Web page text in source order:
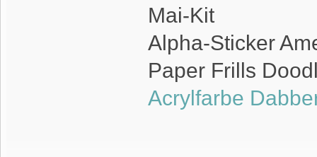
Mai-Kit
Alpha-Sticker
Paper Frills
Acrylfarbe